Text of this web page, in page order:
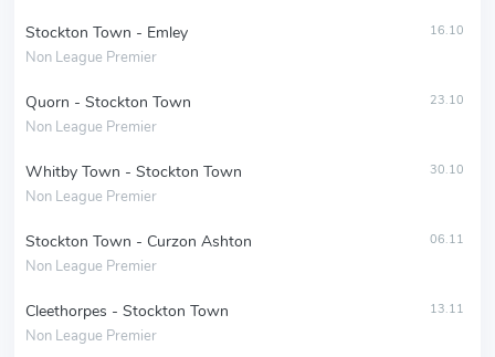
Stockton Town - Emley
Non League Premier
16.10
Quorn - Stockton Town
Non League Premier
23.10
Whitby Town - Stockton Town
Non League Premier
30.10
Stockton Town - Curzon Ashton
Non League Premier
06.11
Cleethorpes - Stockton Town
Non League Premier
13.11